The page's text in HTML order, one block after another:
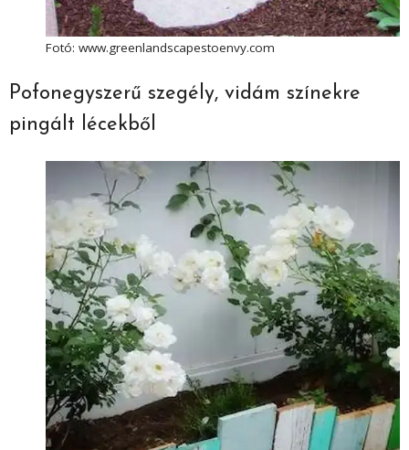
Fotó: www.greenlandscapestoenvy.com
Pofonegyszerű szegély, vidám színekre
pingált lécekből